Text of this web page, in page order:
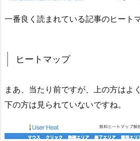
一番良く読まれている記事のヒート
ヒートマップ
まあ、当たり前ですが、上の方はよ
下の方は見られていないですね。